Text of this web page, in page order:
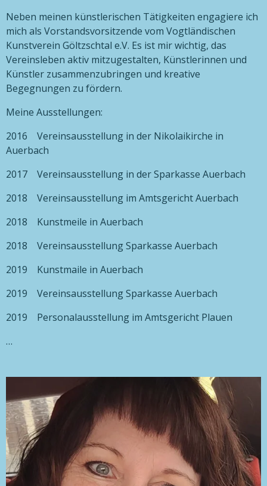
Neben meinen künstlerischen Tätigkeiten engagiere ich
mich als Vorstandsvorsitzende vom Vogtländischen
Kunstverein Göltzschtal e.V. Es ist mir wichtig, das
Vereinsleben aktiv mitzugestalten, Künstlerinnen und
Künstler zusammenzubringen und kreative
Begegnungen zu fördern.
Meine Ausstellungen:
2016 Vereinsausstellung in der Nikolaikirche in
Auerbach
2017 Vereinsausstellung in der Sparkasse Auerbach
2018 Vereinsausstellung im Amtsgericht Auerbach
2018 Kunstmeile in Auerbach
2018 Vereinsausstellung Sparkasse Auerbach
2019 Kunstmaile in Auerbach
2019 Vereinsausstellung Sparkasse Auerbach
2019 Personalausstellung im Amtsgericht Plauen
…